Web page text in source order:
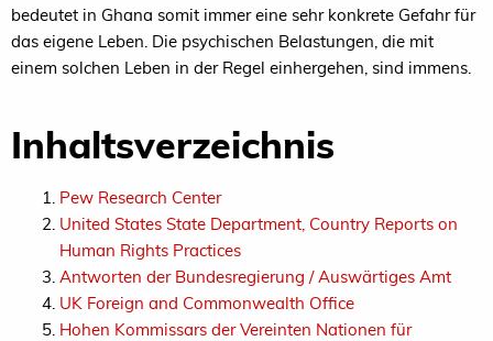
bedeutet in Ghana somit immer eine sehr konkrete Gefahr für
das eigene Leben. Die psychischen Belastungen, die mit
einem solchen Leben in der Regel einhergehen, sind immens.
Inhaltsverzeichnis
Pew Research Center
United States State Department, Country Reports on
Human Rights Practices
Antworten der Bundesregierung / Auswärtiges Amt
UK Foreign and Commonwealth Office
Hohen Kommissars der Vereinten Nationen für